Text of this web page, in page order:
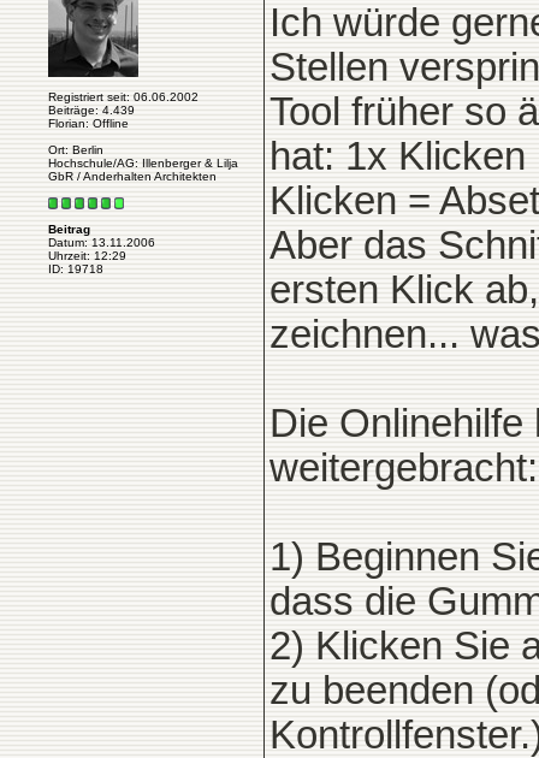
Registriert seit: 06.06.2002
Beiträge: 4.439
Florian: Offline
Ort: Berlin
Hochschule/AG: Illenberger & Lilja
GbR / Anderhalten Architekten
Beitrag
Datum: 13.11.2006
Uhrzeit: 12:29
ID: 19718
Ich würde
Stellen
Tool früher so
hat: 1x
Klicken =
Aber das
ersten Klick
zeichnen...
Die
weitergebracht:
1) Beginnen
dass die
2) Klicken Sie
zu beenden